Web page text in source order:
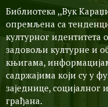
Библиотека ,,Вук
опремљена са
културног
задовољи културне и
књигама,
садржајима који су у
заједнице, социјалног
грађана.